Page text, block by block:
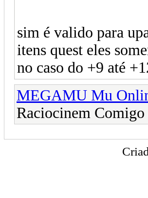
sim é valido para
itens quest eles
no caso do +9 até
MEGAMU Mu
Raciocinem